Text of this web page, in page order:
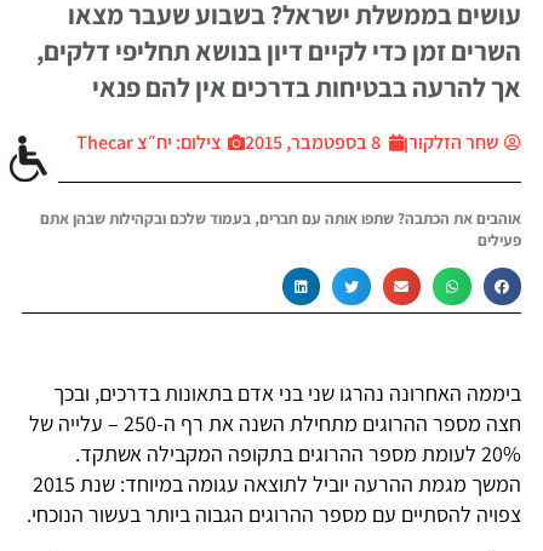
עושים בממשלת ישראל? בשבוע שעבר מצאו
השרים זמן כדי לקיים דיון בנושא תחליפי דלקים,
אך להרעה בבטיחות בדרכים אין להם פנאי
שחר הזלקורן 8 בספטמבר, 2015 צילום: יח״צ Thecar
אוהבים את הכתבה? שתפו אותה עם חברים, בעמוד שלכם ובקהילות שבהן אתם
פעילים
ביממה האחרונה נהרגו שני בני אדם בתאונות בדרכים, ובכך
חצה מספר ההרוגים מתחילת השנה את רף ה-250 – עלייה של
20% לעומת מספר ההרוגים בתקופה המקבילה אשתקד.
המשך מגמת ההרעה יוביל לתוצאה עגומה במיוחד: שנת 2015
צפויה להסתיים עם מספר ההרוגים הגבוה ביותר בעשור הנוכחי.